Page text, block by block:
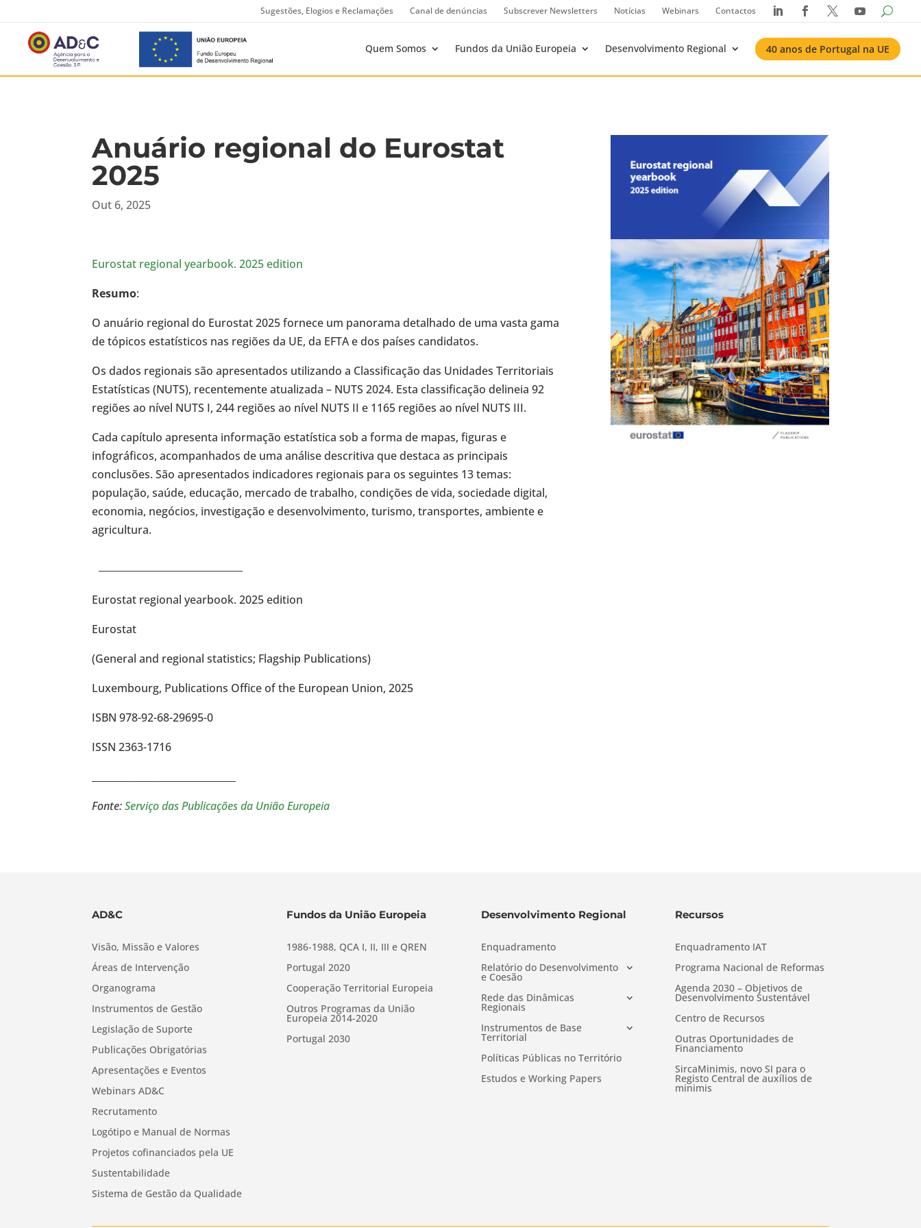
Sugestões, Elogios e Reclamações Canal de denúncias Subscrever Newsletters Notícias Webinars Contactos    
Quem Somos Fundos da União Europeia Desenvolvimento Regional 40 anos de Portugal na UE
Anuário regional do Eurostat
2025
Out 6, 2025
Eurostat regional yearbook. 2025 edition
Resumo:
O anuário regional do Eurostat 2025 fornece um panorama detalhado de uma vasta gama
de tópicos estatísticos nas regiões da UE, da EFTA e dos países candidatos.
Os dados regionais são apresentados utilizando a Classificação das Unidades Territoriais
Estatísticas (NUTS), recentemente atualizada – NUTS 2024. Esta classificação delineia 92
regiões ao nível NUTS I, 244 regiões ao nível NUTS II e 1165 regiões ao nível NUTS III.
Cada capítulo apresenta informação estatística sob a forma de mapas, figuras e
infográficos, acompanhados de uma análise descritiva que destaca as principais
conclusões. São apresentados indicadores regionais para os seguintes 13 temas:
população, saúde, educação, mercado de trabalho, condições de vida, sociedade digital,
economia, negócios, investigação e desenvolvimento, turismo, transportes, ambiente e
agricultura.
Eurostat regional yearbook. 2025 edition
Eurostat
(General and regional statistics; Flagship Publications)
Luxembourg, Publications Office of the European Union, 2025
ISBN 978-92-68-29695-0
ISSN 2363-1716
Fonte:Serviço das Publicações da União Europeia
AD&C
Visão, Missão e Valores
Áreas de Intervenção
Organograma
Instrumentos de Gestão
Legislação de Suporte
Publicações Obrigatórias
Apresentações e Eventos
Webinars AD&C
Recrutamento
Logótipo e Manual de Normas
Projetos cofinanciados pela UE
Sustentabilidade
Sistema de Gestão da Qualidade
Fundos da União Europeia
1986-1988, QCA I, II, III e QREN
Portugal 2020
Cooperação Territorial Europeia
Outros Programas da União
Europeia 2014-2020
Portugal 2030
Desenvolvimento Regional
Enquadramento
Relatório do Desenvolvimento
e Coesão
Rede das Dinâmicas
Regionais
Instrumentos de Base
Territorial
Políticas Públicas no Território
Estudos e Working Papers
Recursos
Enquadramento IAT
Programa Nacional de Reformas
Agenda 2030 – Objetivos de
Desenvolvimento Sustentável
Centro de Recursos
Outras Oportunidades de
Financiamento
SircaMinimis, novo SI para o
Registo Central de auxílios de
minimis